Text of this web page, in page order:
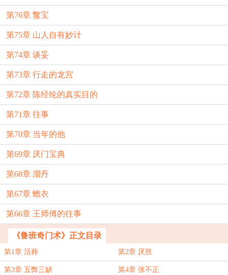
第76章 鳖宝
第75章 山人自有妙计
第74章 谈妥
第73章 行走的龙宫
第72章 陈经纶的真实目的
第71章 往事
第70章 当年的他
第69章 厌门宝典
第68章 溜丹
第67章 蟾衣
第66章 王师傅的往事
《鲁班奇门术》正文目录
第1章 活葬 第2章 厌胜
第3章 五弊三缺 第4章 张不正